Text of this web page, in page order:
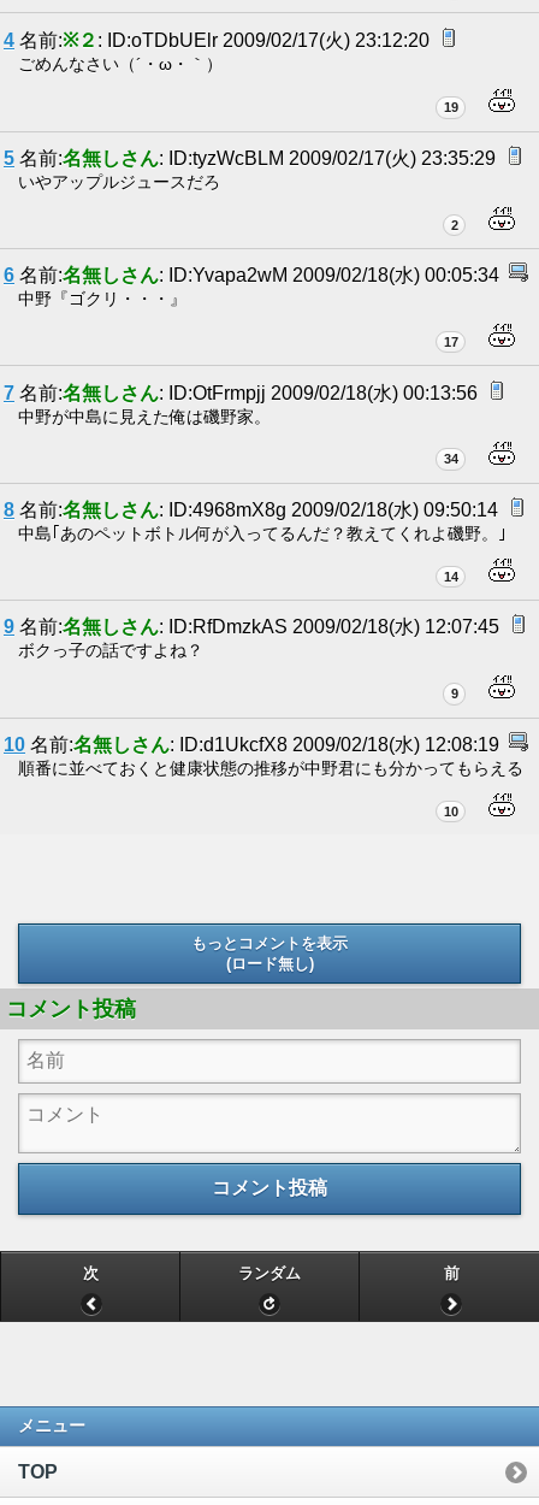
4 名前:※２ : ID:oTDbUElr 2009/02/17(火) 23:12:20
ごめんなさい（´・ω・｀）
19
5 名前:名無しさん: ID:tyzWcBLM 2009/02/17(火) 23:35:29
いやアップルジュースだろ
2
6 名前:名無しさん: ID:Yvapa2wM 2009/02/18(水) 00:05:34
中野『ゴクリ・・・』
17
7 名前:名無しさん: ID:OtFrmpjj 2009/02/18(水) 00:13:56
中野が中島に見えた俺は磯野家。
34
8 名前:名無しさん: ID:4968mX8g 2009/02/18(水) 09:50:14
中島｢あのペットボトル何が入ってるんだ？教えてくれよ磯野。｣
14
9 名前:名無しさん: ID:RfDmzkAS 2009/02/18(水) 12:07:45
ボクっ子の話ですよね？
9
10 名前:名無しさん: ID:d1UkcfX8 2009/02/18(水) 12:08:19
順番に並べておくと健康状態の推移が中野君にも分かってもらえる
10
もっとコメントを表示
(ロード無し)
コメント投稿
コメント投稿
次 ランダム 前
メニュー
TOP